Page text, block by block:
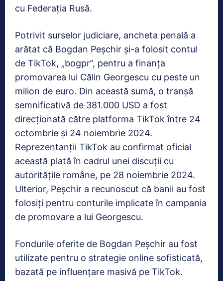
cu Federația Rusă.
Potrivit surselor judiciare, ancheta penală a
arătat că Bogdan Peșchir și-a folosit contul
de TikTok, „bogpr”, pentru a finanța
promovarea lui Călin Georgescu cu peste un
milion de euro. Din această sumă, o tranșă
semnificativă de 381.000 USD a fost
direcționată către platforma TikTok între 24
octombrie și 24 noiembrie 2024.
Reprezentanții TikTok au confirmat oficial
această plată în cadrul unei discuții cu
autoritățile române, pe 28 noiembrie 2024.
Ulterior, Peșchir a recunoscut că banii au fost
folosiți pentru conturile implicate în campania
de promovare a lui Georgescu.
Fondurile oferite de Bogdan Peșchir au fost
utilizate pentru o strategie online sofisticată,
bazată pe influențare masivă pe TikTok.